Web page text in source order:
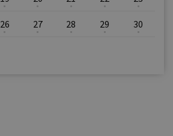
26 27 28 29 30